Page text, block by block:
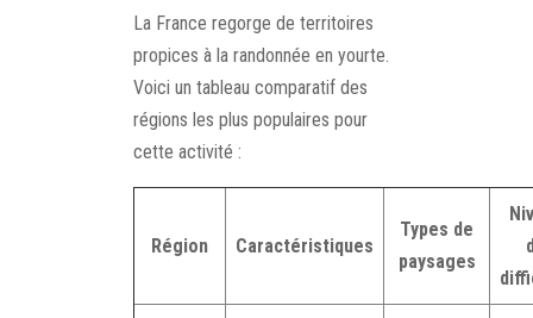
La France regorge de territoires
propices à la randonnée en yourte.
Voici un tableau comparatif des
régions les plus populaires pour
cette activité :
Région Caractéristiques
Types de
paysages